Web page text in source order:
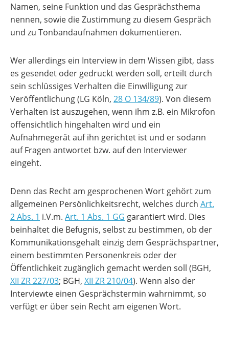
Namen, seine Funktion und das Gesprächsthema
nennen, sowie die Zustimmung zu diesem Gespräch
und zu Tonbandaufnahmen dokumentieren.
Wer allerdings ein Interview in dem Wissen gibt, dass
es gesendet oder gedruckt werden soll, erteilt durch
sein schlüssiges Verhalten die Einwilligung zur
Veröffentlichung (LG Köln, 28 O 134/89). Von diesem
Verhalten ist auszugehen, wenn ihm z.B. ein Mikrofon
offensichtlich hingehalten wird und ein
Aufnahmegerät auf ihn gerichtet ist und er sodann
auf Fragen antwortet bzw. auf den Interviewer
eingeht.
Denn das Recht am gesprochenen Wort gehört zum
allgemeinen Persönlichkeitsrecht, welches durch Art.
2 Abs. 1 i.V.m. Art. 1 Abs. 1 GG garantiert wird. Dies
beinhaltet die Befugnis, selbst zu bestimmen, ob der
Kommunikationsgehalt einzig dem Gesprächspartner,
einem bestimmten Personenkreis oder der
Öffentlichkeit zugänglich gemacht werden soll (BGH,
XII ZR 227/03; BGH, XII ZR 210/04). Wenn also der
Interviewte einen Gesprächstermin wahrnimmt, so
verfügt er über sein Recht am eigenen Wort.